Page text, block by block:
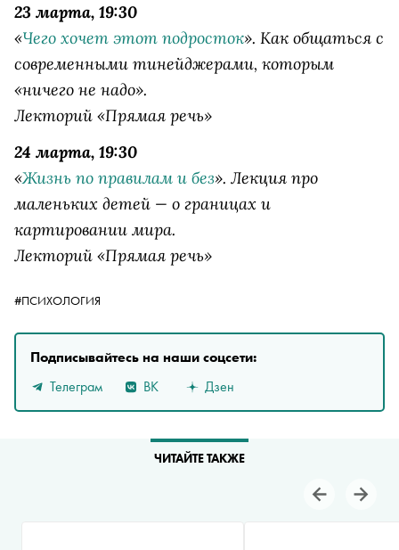
23 марта, 19:30
«Чего хочет этот подросток». Как общаться с
современными тинейджерами, которым
«ничего не надо».
Лекторий «Прямая речь»
24 марта, 19:30
«Жизнь по правилам и без». Лекция про
маленьких детей — о границах и
картировании мира.
Лекторий «Прямая речь»
#ПСИХОЛОГИЯ
Подписывайтесь на наши соцсети:
Телеграм
ВК Дзен
ЧИТАЙТЕ ТАКЖЕ